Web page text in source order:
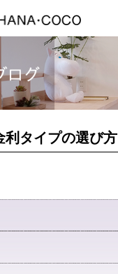
利タイプの選び方